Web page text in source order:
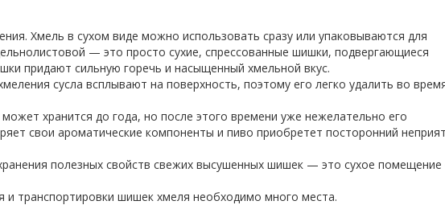
Хмель в сухом виде можно использовать сразу или упаковываются для
— это просто сухие, спрессованные шишки, подвергающиеся
придают сильную горечь и насыщенный хмельной вкус.
сусла всплывают на поверхность, поэтому его легко удалить во
хранится до года, но после этого времени уже нежелательно его
свои ароматические компоненты и пиво приобретет посторонний
полезных свойств свежих высушенных шишек — это сухое помещение
и транспортировки шишек хмеля необходимо много места.